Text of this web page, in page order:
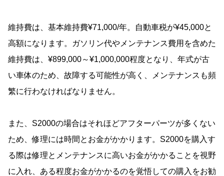
維持費は、基本維持費¥71,000/年。自動車税が¥45,000と
高額になります。ガソリン代やメンテナンス費用を含めた
維持費は、¥899,000～¥1,000,000程度となり、年式が古
い車体のため、故障する可能性が高く、メンテナンスも頻
繁に行わなければなりません。
また、S2000の場合はそれほどアフターパーツが多くない
ため、修理には時間とお金がかかります。S2000を購入す
る際は修理とメンテナンスに高いお金がかかることを視野
に入れ、ある程度お金がかかるのを覚悟しての購入をお勧